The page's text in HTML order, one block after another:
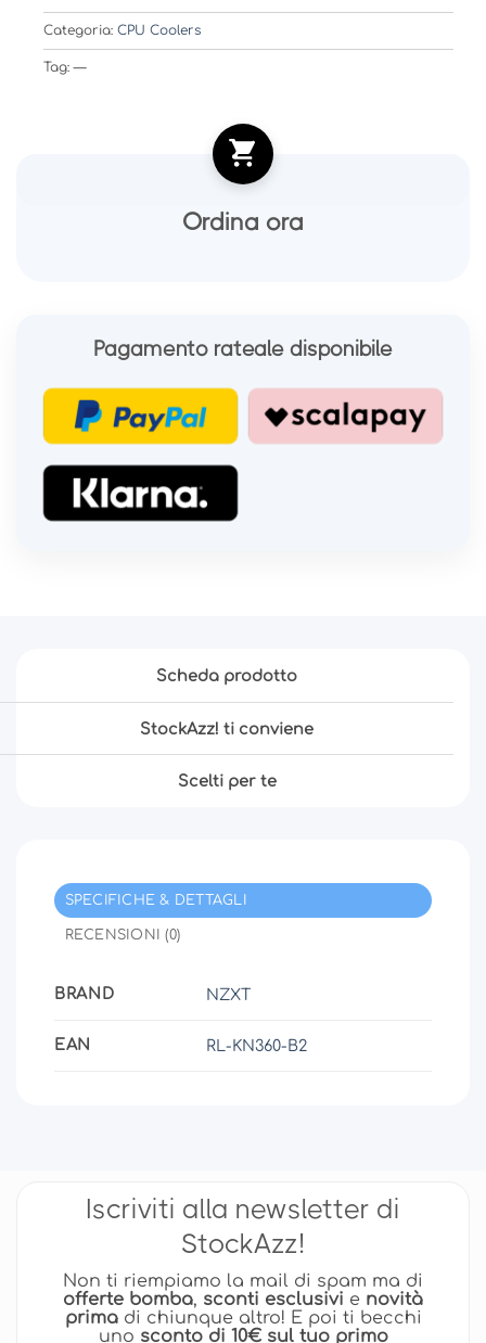
Categoria: CPU Coolers
Tag: —
Ordina ora
Pagamento rateale disponibile
Scheda prodotto
StockAzz! ti conviene
Scelti per te
SPECIFICHE & DETTAGLI
RECENSIONI (0)
BRAND NZXT
EAN RL-KN360-B2
Iscriviti alla newsletter di
StockAzz!
Non ti riempiamo la mail di spam ma di
offerte bomba, sconti esclusivi e novità
primadi chiunque altro! E poi ti becchi
uno sconto di 10€ sul tuo primo